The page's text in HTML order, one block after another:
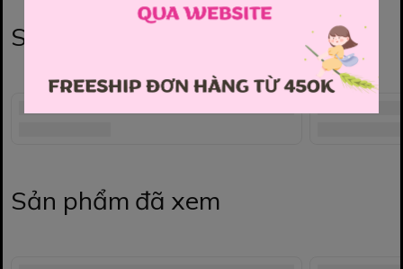
Sản phẩm liên quan
Sản phẩm đã xem